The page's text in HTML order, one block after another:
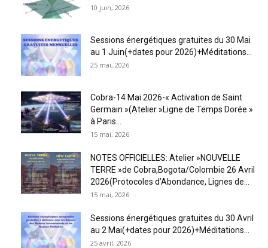
10 juin, 2026
Sessions énergétiques gratuites du 30 Mai
au 1 Juin(+dates pour 2026)+Méditations...
25 mai, 2026
Cobra-14 Mai 2026-« Activation de Saint
Germain »(Atelier »Ligne de Temps Dorée »
à Paris...
15 mai, 2026
NOTES OFFICIELLES: Atelier »NOUVELLE
TERRE »de Cobra,Bogota/Colombie 26 Avril
2026(Protocoles d’Abondance, Lignes de...
15 mai, 2026
Sessions énergétiques gratuites du 30 Avril
au 2 Mai(+dates pour 2026)+Méditations...
25 avril, 2026